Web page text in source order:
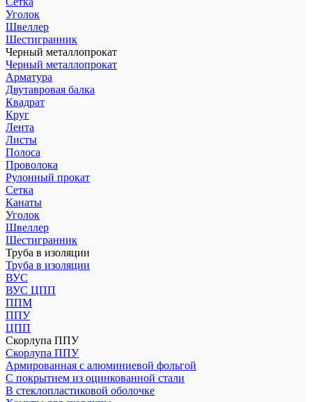
Уголок
Швеллер
Шестигранник
Черный металлопрокат
Черный металлопрокат
Арматура
Двутавровая балка
Квадрат
Круг
Лента
Листы
Полоса
Проволока
Рулонный прокат
Сетка
Канаты
Уголок
Швеллер
Шестигранник
Труба в изоляции
Труба в изоляции
ВУС
ВУС ЦПП
ППМ
ППУ
ЦПП
Скорлупа ППУ
Скорлупа ППУ
Армированная с алюминиевой фольгой
С покрытием из оцинкованной стали
В стеклопластиковой оболочке